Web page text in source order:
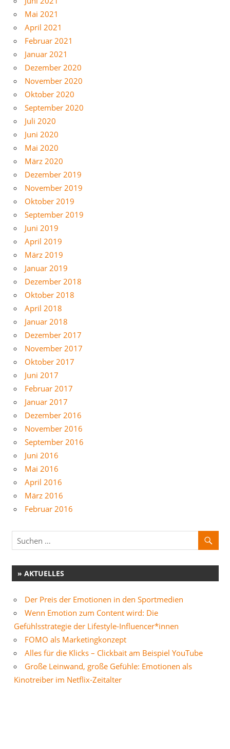
Mai 2021
April 2021
Februar 2021
Januar 2021
Dezember 2020
November 2020
Oktober 2020
September 2020
Juli 2020
Juni 2020
Mai 2020
März 2020
Dezember 2019
November 2019
Oktober 2019
September 2019
Juni 2019
April 2019
März 2019
Januar 2019
Dezember 2018
Oktober 2018
April 2018
Januar 2018
Dezember 2017
November 2017
Oktober 2017
Juni 2017
Februar 2017
Januar 2017
Dezember 2016
November 2016
September 2016
Juni 2016
Mai 2016
April 2016
März 2016
Februar 2016
» AKTUELLES
Der Preis der Emotionen in den Sportmedien
Wenn Emotion zum Content wird: Die
Gefühlsstrategie der Lifestyle-Influencer*innen
FOMO als Marketingkonzept
Alles für die Klicks – Clickbait am Beispiel YouTube
Große Leinwand, große Gefühle: Emotionen als
Kinotreiber im Netflix-Zeitalter